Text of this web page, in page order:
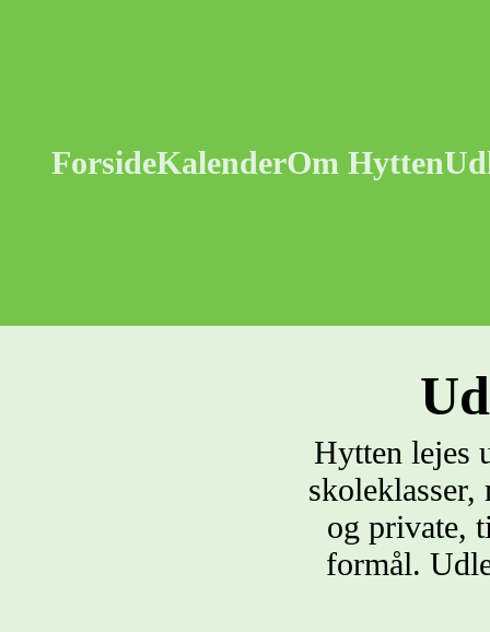
ForsideKalenderOm Hytten
Hytten lejes
og private,
formål.